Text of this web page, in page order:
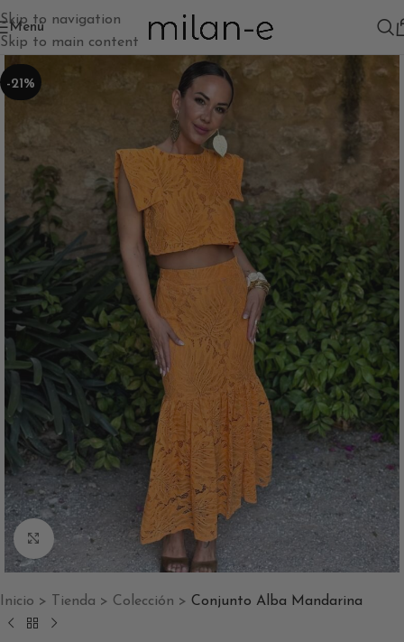
Skip to navigation
Skip to main content
Menú
-21%
Clic para ampliar
Inicio > Tienda > Colección > Conjunto Alba Mandarina